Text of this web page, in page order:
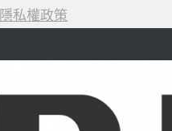
隱私權政策